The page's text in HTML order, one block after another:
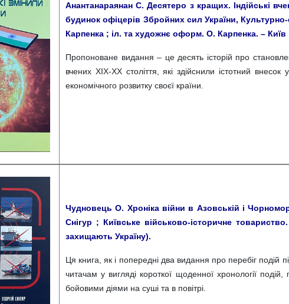
Анантанараянан С. Десятеро з кращих. Індійські
будинок офіцерів Збройних сил України,
Карпенка ; іл. та художнє оформ. О. Карпенка. –
Пропоноване видання – це десять історій про
вчених ХІХ-ХХ століття, які здійснили істотний
економічного розвитку своєї країни.
Чудновець О. Хроніка війни в Азовській і
Снігур ; Київське військово-історичне
захищають Україну).
Ця книга, як і попередні два видання про перебіг подій
читачам у вигляді короткої щоденної хронології
бойовими діями на суші та в повітрі.